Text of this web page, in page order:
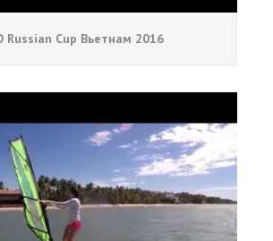
Russian Cup Вьетнам 2016